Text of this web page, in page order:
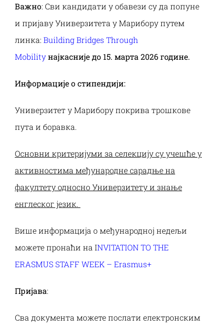
Важно: Сви кандидати у обавези су да попуне
и пријаву Универзитета у Марибору путем
линка: Building Bridges Through
Mobilityнајкасније до 15. марта 2026 године.
Информације о стипендији:
Универзитет у Марибору покрива трошкове
пута и боравка.
Основни критеријуми за селекцију су учешће у
активностима међународне сарадње на
факултету односно Универзитету и знање
енглеског језик.
Више информација о међународној недељи
можете пронаћи на INVITATION TO THE
ERASMUS STAFF WEEK – Erasmus+
Пријава:
Сва документа можете послати електронским